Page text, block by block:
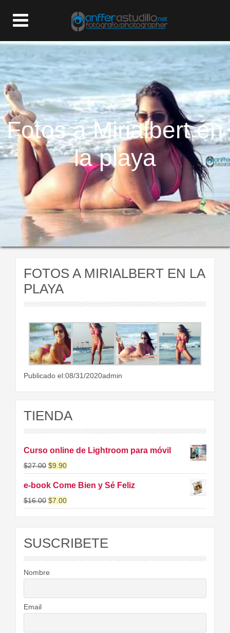
Fotos a Mirialbert en
la playa
FOTOS A MIRIALBERT EN LA
PLAYA
Publicado el:08/31/2020admin
TIENDA
Curso online de Lightroom para móvil
$27.00 $9.90
e-book Come Bien y Sé Feliz
$16.00 $7.00
SUSCRIBETE
Nombre
Email